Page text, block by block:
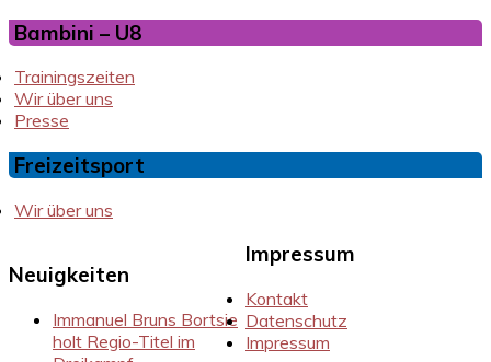
Bambini – U8
Trainingszeiten
Wir über uns
Presse
Freizeitsport
Wir über uns
Neuigkeiten
Immanuel Bruns Bortsie
holt Regio-Titel im
Impressum
Kontakt
Datenschutz
Impressum